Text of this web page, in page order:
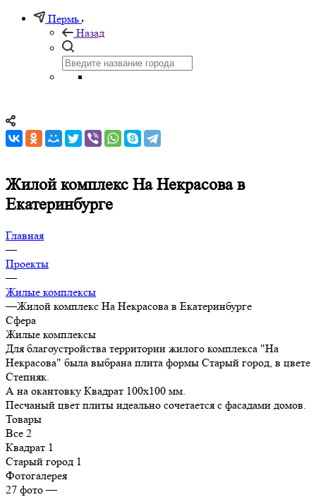
Пермь
Назад
Жилой комплекс На Некрасова в
Екатеринбурге
Главная
—
Проекты
—
Жилые комплексы
—Жилой комплекс На Некрасова в Екатеринбурге
Сфера
Жилые комплексы
Для благоустройства территории жилого комплекса "На
Некрасова" была выбрана плита формы Старый город, в цвете
Степняк.
А на окантовку Квадрат 100х100 мм.
Песчаный цвет плиты идеально сочетается с фасадами домов.
Товары
Все 2
Квадрат 1
Старый город 1
Фотогалерея
27 фото—